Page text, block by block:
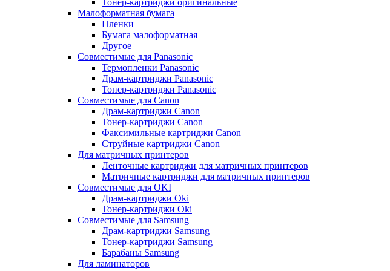
Тонер-картриджи оригинальные
Малоформатная бумага
Пленки
Бумага малоформатная
Другое
Совместимые для Panasonic
Термопленки Panasonic
Драм-картриджи Panasonic
Тонер-картриджи Panasonic
Совместимые для Canon
Драм-картриджи Canon
Тонер-картриджи Canon
Факсимильные картриджи Canon
Струйные картриджи Canon
Для матричных принтеров
Ленточные картриджи для матричных принтеров
Матричные картриджи для матричных принтеров
Совместимые для OKI
Драм-картриджи Oki
Тонер-картриджи Oki
Совместимые для Samsung
Драм-картриджи Samsung
Тонер-картриджи Samsung
Барабаны Samsung
Для ламинаторов